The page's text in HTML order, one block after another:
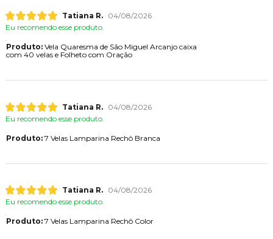
Tatiana R.
04/08/2026
Eu recomendo esse produto.
Produto:Vela Quaresma de São Miguel Arcanjo caixa
com 40 velas e Folheto com Oração
Tatiana R.
04/08/2026
Eu recomendo esse produto.
Produto:7 Velas Lamparina Rechô Branca
Tatiana R.
04/08/2026
Eu recomendo esse produto.
Produto:7 Velas Lamparina Rechô Color